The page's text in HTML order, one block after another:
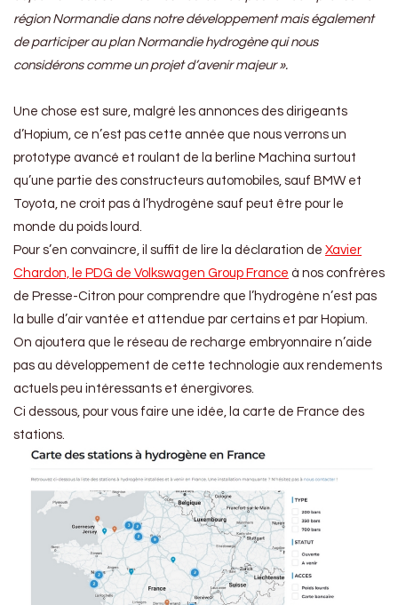
région Normandie dans notre développement mais également
de participer au plan Normandie hydrogène qui nous
considérons comme un projet d’avenir majeur ».
Une chose est sure, malgré les annonces des dirigeants
d’Hopium, ce n’est pas cette année que nous verrons un
prototype avancé et roulant de la berline Machina surtout
qu’une partie des constructeurs automobiles, sauf BMW et
Toyota, ne croit pas à l’hydrogène sauf peut être pour le
monde du poids lourd.
Pour s’en convaincre, il suffit de lire la déclaration de Xavier
Chardon, le PDG de Volkswagen Group France à nos confrères
de Presse-Citron pour comprendre que l’hydrogène n’est pas
la bulle d’air vantée et attendue par certains et par Hopium.
On ajoutera que le réseau de recharge embryonnaire n’aide
pas au développement de cette technologie aux rendements
actuels peu intéressants et énergivores.
Ci dessous, pour vous faire une idée, la carte de France des
stations.